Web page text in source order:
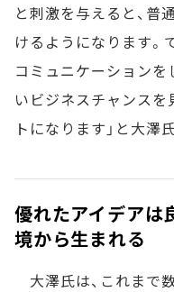
と刺激を与えると、普
けるようになります。
コミュニケーション
いビジネスチャンス
トになります」と大澤
優れたアイデアは
境から生まれる
大澤氏は、これまで